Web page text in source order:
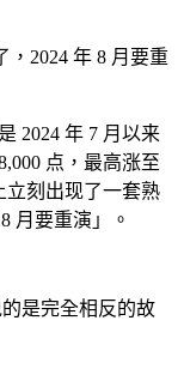
，2024 年 8 月要重
2024 年 7 月以来
点，最高涨至
立刻出现了一套熟
月要重演」。
是完全相反的故